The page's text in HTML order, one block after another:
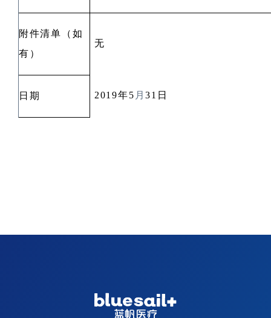
附件清单（如
有）
无
日期 2019年5 月31 日